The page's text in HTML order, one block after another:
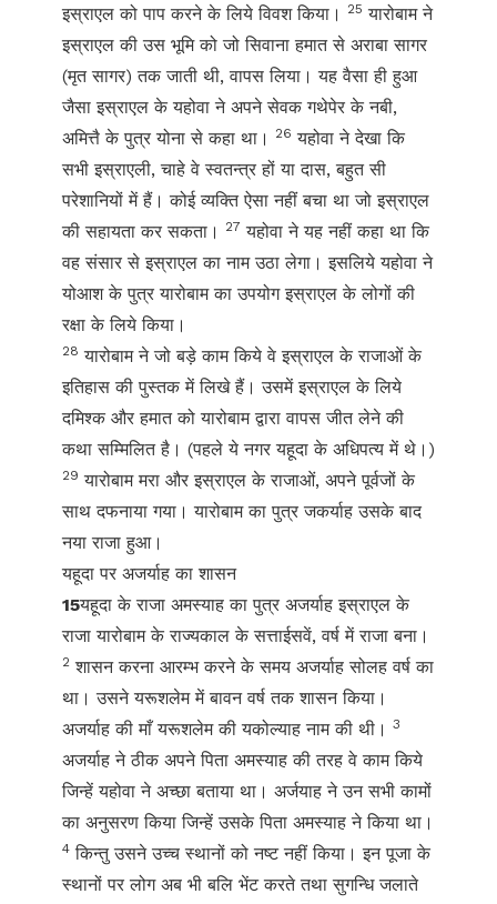
इस्राएल को पाप करने के लिये विवश किया।
25 यारोबाम ने
इस्राएल की उस भूमि को जो सिवाना हमात से अराबा सागर
(मृत सागर) तक जाती थी, वापस लिया। यह वैसा ही हुआ
जैसा इस्राएल के यहोवा ने अपने सेवक गथेपेर के नबी,
अमित्तै के पुत्र योना से कहा था।
26 यहोवा ने देखा कि
सभी इस्राएली, चाहे वे स्वतन्त्र हों या दास, बहुत सी
परेशानियों में हैं। कोई व्यक्ति ऐसा नहीं बचा था जो इस्राएल
की सहायता कर सकता।
27 यहोवा ने यह नहीं कहा था कि
वह संसार से इस्राएल का नाम उठा लेगा। इसलिये यहोवा ने
योआश के पुत्र यारोबाम का उपयोग इस्राएल के लोगों की
रक्षा के लिये किया।
28 यारोबाम ने जो बड़े काम किये वे इस्राएल के राजाओं के
इतिहास की पुस्तक में लिखे हैं। उसमें इस्राएल के लिये
दमिश्क और हमात को यारोबाम द्वारा वापस जीत लेने की
कथा सम्मिलित है। (पहले ये नगर यहूदा के अधिपत्य में थे।)
29 यारोबाम मरा और इस्राएल के राजाओं, अपने पूर्वजों के
साथ दफनाया गया। यारोबाम का पुत्र जकर्याह उसके बाद
नया राजा हुआ।
यहूदा पर अजर्याह का शासन
15यहूदा के राजा अमस्याह का पुत्र अजर्याह इस्राएल के
राजा यारोबाम के राज्यकाल के सत्ताईसवें, वर्ष में राजा बना।
2 शासन करना आरम्भ करने के समय अजर्याह सोलह वर्ष का
था। उसने यरूशलेम में बावन वर्ष तक शासन किया।
अजर्याह की माँ यरूशलेम की यकोल्याह नाम की थी।
3
अजर्याह ने ठीक अपने पिता अमस्याह की तरह वे काम किये
जिन्हें यहोवा ने अच्छा बताया था। अर्जयाह ने उन सभी कामों
का अनुसरण किया जिन्हें उसके पिता अमस्याह ने किया था।
4 किन्तु उसने उच्च स्थानों को नष्ट नहीं किया। इन पूजा के
स्थानों पर लोग अब भी बलि भेंट करते तथा सुगन्धि जलाते